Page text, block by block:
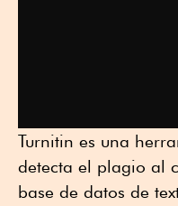
Turnitin es una
detecta el plagio al
base de datos de